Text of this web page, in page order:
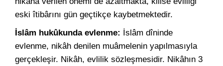
eski îtibârını gün geçtikçe kaybetmektedir.
İslâm hukûkunda evlenme: İslâm dîninde
evlenme, nikâh denilen muâmelenin yapılmasıyla
gerçekleşir. Nikâh, evlilik sözleşmesidir. Nikâhın 3